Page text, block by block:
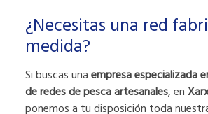
¿Necesitas una red
medida?
Si buscas unaempresa especializada
de redes de pesca artesanales, en
ponemos a tu disposición toda